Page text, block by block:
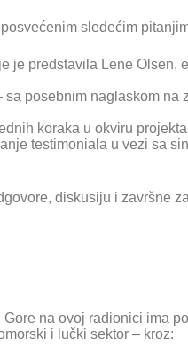
sledećim
je predstavila Lene Olsen,
sa posebnim naglaskom na
koraka u okviru
testimoniala u vezi sa
diskusiju i završne
na ovoj radionici ima
i lučki sektor – kroz: